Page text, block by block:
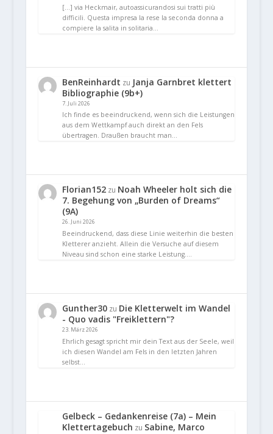
[…] via Heckmair, autoassicurandosi sui tratti più
difficili. Questa impresa la rese la seconda donna a
compiere la salita in solitaria…
BenReinhardt zu Janja Garnbret klettert
Bibliographie (9b+)
7. Juli 2026
Ich finde es beeindruckend, wenn sich die Leistungen
aus dem Wettkampf auch direkt an den Fels
übertragen. Draußen braucht man…
Florian152zu Noah Wheeler holt sich die
7. Begehung von „Burden of Dreams“
(9A)
26. Juni 2026
Beeindruckend, dass diese Linie weiterhin die besten
Kletterer anzieht. Allein die Versuche auf diesem
Niveau sind schon eine starke Leistung.…
Gunther30zu Die Kletterwelt im Wandel
- Quo vadis "Freiklettern"?
23. März 2026
Ehrlich gesagt spricht mir dein Text aus der Seele, weil
ich diesen Wandel am Fels in den letzten Jahren
selbst…
Gelbeck – Gedankenreise (7a) – Mein
Klettertagebuch zu Sabine, Marco